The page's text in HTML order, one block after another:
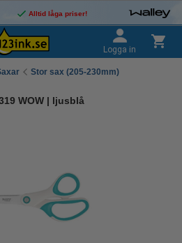
Alltid låga priser!
Logga in
Stor sax (205-230mm)
WOW | ljusblå